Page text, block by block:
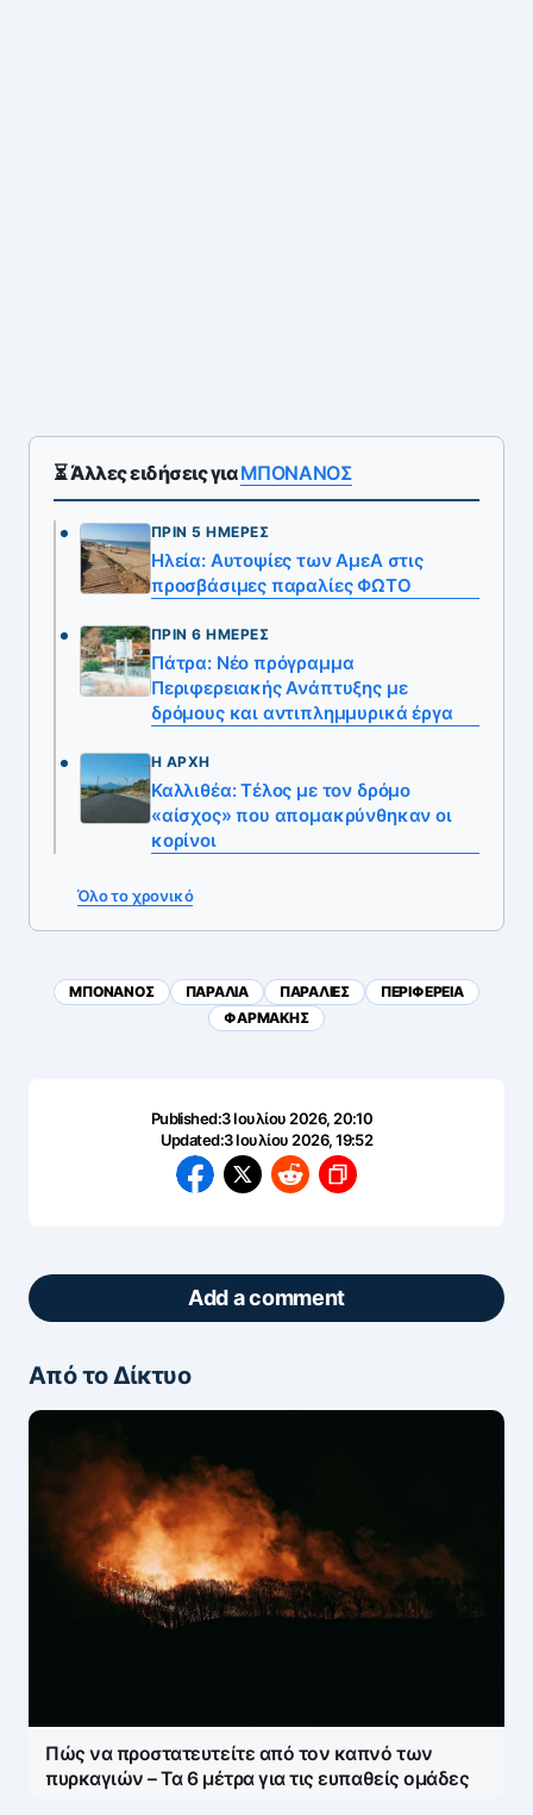
⏳ Άλλες ειδήσεις γιαΜΠΟΝΑΝΟΣ
ΠΡΙΝ 5 ΗΜΈΡΕΣ
Ηλεία: Αυτοψίες των ΑμεΑ στις
προσβάσιμες παραλίες ΦΩΤΟ
ΠΡΙΝ 6 ΗΜΈΡΕΣ
Πάτρα: Νέο πρόγραμμα
Περιφερειακής Ανάπτυξης με
δρόμους και αντιπλημμυρικά έργα
Η ΑΡΧΉ
Καλλιθέα: Τέλος με τον δρόμο
«αίσχος» που απομακρύνθηκαν οι
κορίνοι
Όλο το χρονικό
ΜΠΟΝΑΝΟΣ ΠΑΡΑΛΙΑ ΠΑΡΑΛΙΕΣ
ΠΕΡΙΦΕΡΕΙΑ
ΦΑΡΜΑΚΗΣ
Published:3 Ιουλίου 2026, 20:10
Updated:3 Ιουλίου 2026, 19:52
Add a comment
ΖΩΝΤΑΝΆ ΣΧΌΛΙΑ
ΠΡΟΣΤΑΣΊΑ AI
Η ηλ. διεύθυνση σας δεν δημοσιεύεται.
Από το Δίκτυο
Πώς να προστατευτείτε από τον καπνό των
πυρκαγιών – Τα 6 μέτρα για τις ευπαθείς ομάδες